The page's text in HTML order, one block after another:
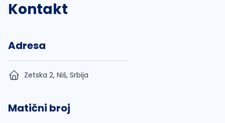
Kontakt
Adresa
Zetska 2, Niš, Srbija
Matični broj